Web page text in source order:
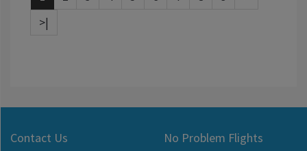
>|
Contact Us No Problem Flights